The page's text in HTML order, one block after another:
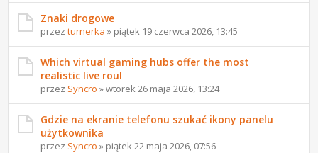
Znaki drogowe
przezturnerka » piątek 19 czerwca 2026, 13:45
Which virtual gaming hubs offer the most
realistic live roul
przez Syncro » wtorek 26 maja 2026, 13:24
Gdzie na ekranie telefonu szukać ikony panelu
użytkownika
przez Syncro » piątek 22 maja 2026, 07:56